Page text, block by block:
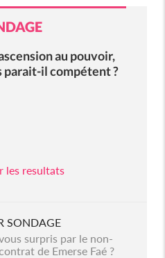
au pouvoir,
parait-il compétent ?
les resultats
SONDAGE
surpris par le non-
de Emerse Faé ?